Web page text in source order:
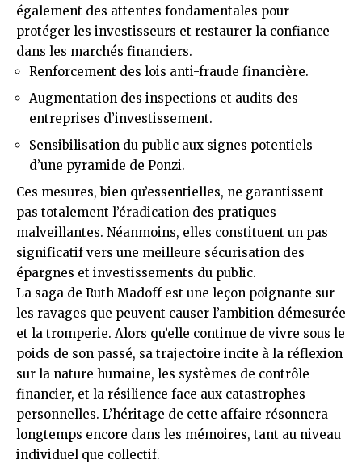
également des attentes fondamentales pour
protéger les investisseurs et restaurer la confiance
dans les marchés financiers.
Renforcement des lois anti-fraude financière.
Augmentation des inspections et audits des
entreprises d’investissement.
Sensibilisation du public aux signes potentiels
d’une pyramide de Ponzi.
Ces mesures, bien qu’essentielles, ne garantissent
pas totalement l’éradication des pratiques
malveillantes. Néanmoins, elles constituent un pas
significatif vers une meilleure sécurisation des
épargnes et investissements du public.
La saga de Ruth Madoff est une leçon poignante sur
les ravages que peuvent causer l’ambition démesurée
et la tromperie. Alors qu’elle continue de vivre sous le
poids de son passé, sa trajectoire incite à la réflexion
sur la nature humaine, les systèmes de contrôle
financier, et la résilience face aux catastrophes
personnelles. L’héritage de cette affaire résonnera
longtemps encore dans les mémoires, tant au niveau
individuel que collectif.